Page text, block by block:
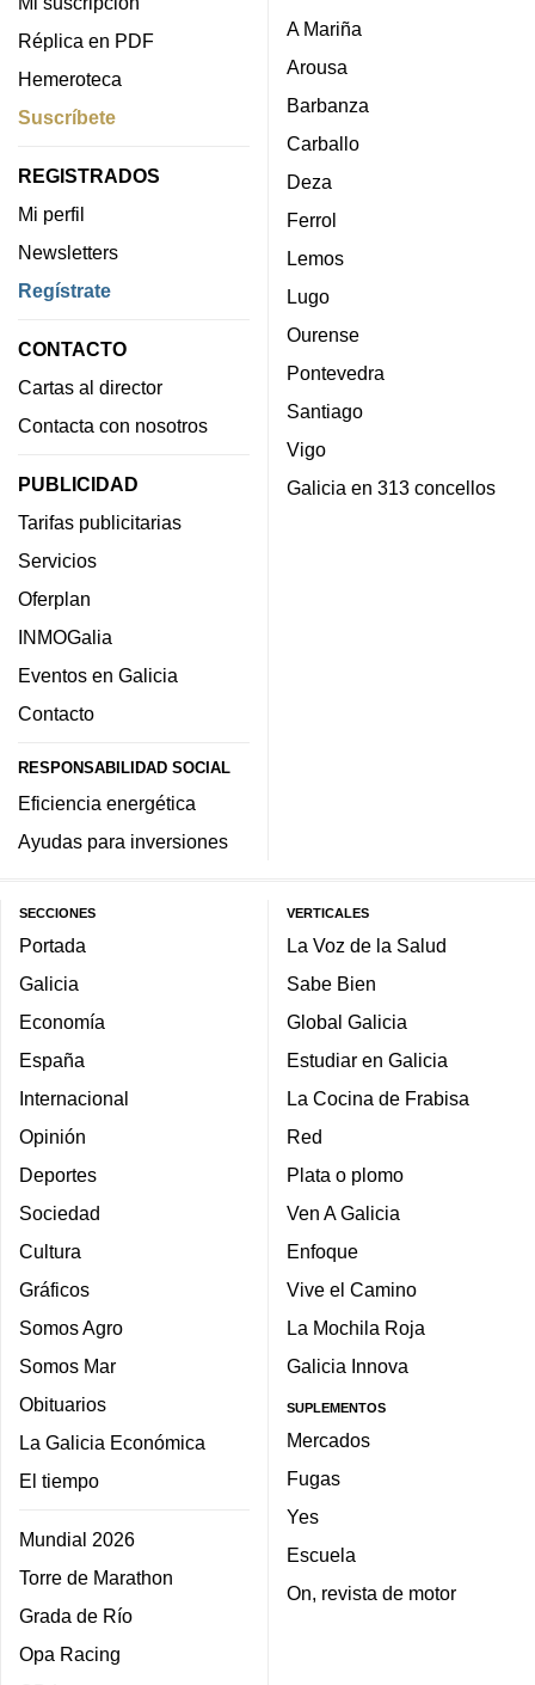
Réplica en PDF
Hemeroteca
Suscríbete
REGISTRADOS
Mi perfil
Newsletters
Regístrate
CONTACTO
Cartas al director
Contacta con nosotros
PUBLICIDAD
Tarifas publicitarias
Servicios
Oferplan
INMOGalia
Eventos en Galicia
Contacto
RESPONSABILIDAD SOCIAL
Eficiencia energética
Ayudas para inversiones
A Mariña
Arousa
Barbanza
Carballo
Deza
Ferrol
Lemos
Lugo
Ourense
Pontevedra
Santiago
Vigo
Galicia en 313 concellos
SECCIONES
Portada
Galicia
Economía
España
Internacional
Opinión
Deportes
Sociedad
Cultura
Gráficos
Somos Agro
Somos Mar
Obituarios
La Galicia Económica
El tiempo
Mundial 2026
Torre de Marathon
Grada de Río
Opa Racing
VERTICALES
La Voz de la Salud
Sabe Bien
Global Galicia
Estudiar en Galicia
La Cocina de Frabisa
Red
Plata o plomo
Ven A Galicia
Enfoque
Vive el Camino
La Mochila Roja
Galicia Innova
SUPLEMENTOS
Mercados
Fugas
Yes
Escuela
On, revista de motor